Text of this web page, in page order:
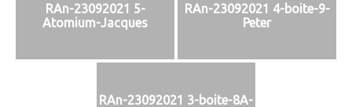
RAn-23092021 5-
Atomium-Jacques
RAn-23092021 4-boite-9-
Peter
RAn-23092021 3-boite-8A-